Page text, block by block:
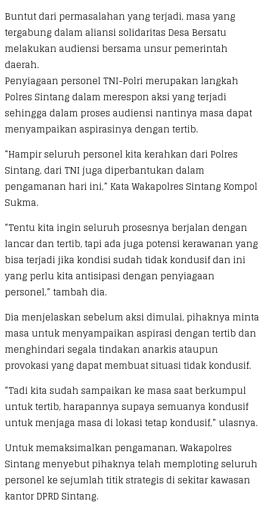
Buntut dari permasalahan yang terjadi, masa yang
tergabung dalam aliansi solidaritas Desa Bersatu
melakukan audiensi bersama unsur pemerintah
daerah.
Penyiagaan personel TNI-Polri merupakan langkah
Polres Sintang dalam merespon aksi yang terjadi
sehingga dalam proses audiensi nantinya masa dapat
menyampaikan aspirasinya dengan tertib.
“Hampir seluruh personel kita kerahkan dari Polres
Sintang, dari TNI juga diperbantukan dalam
pengamanan hari ini,” Kata Wakapolres Sintang Kompol
Sukma.
“Tentu kita ingin seluruh prosesnya berjalan dengan
lancar dan tertib, tapi ada juga potensi kerawanan yang
bisa terjadi jika kondisi sudah tidak kondusif dan ini
yang perlu kita antisipasi dengan penyiagaan
personel,” tambah dia.
Dia menjelaskan sebelum aksi dimulai, pihaknya minta
masa untuk menyampaikan aspirasi dengan tertib dan
menghindari segala tindakan anarkis ataupun
provokasi yang dapat membuat situasi tidak kondusif.
“Tadi kita sudah sampaikan ke masa saat berkumpul
untuk tertib, harapannya supaya semuanya kondusif
untuk menjaga masa di lokasi tetap kondusif,” ulasnya.
Untuk memaksimalkan pengamanan, Wakapolres
Sintang menyebut pihaknya telah memploting seluruh
personel ke sejumlah titik strategis di sekitar kawasan
kantor DPRD Sintang.